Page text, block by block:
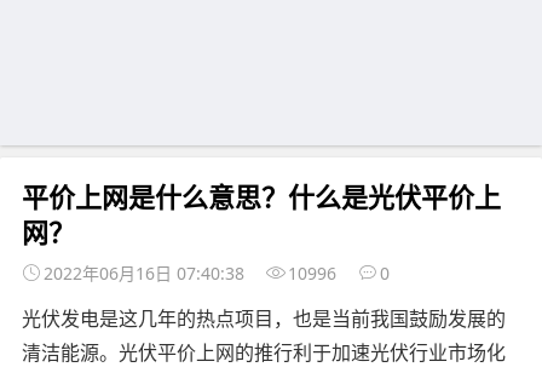
平价上网是什么意思？什么是光伏平价上
网？
2022年06月16日 07:40:38 10996 0
光伏发电是这几年的热点项目，也是当前我国鼓励发展的
清洁能源。光伏平价上网的推行利于加速光伏行业市场化